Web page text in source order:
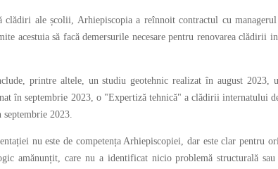
clădiri ale școlii, Arhiepiscopia a reînnoit contractul cu
acestuia să facă demersurile necesare pentru renovarea clădirii
printre altele, un studiu geotehnic realizat în august 2023,
în septembrie 2023, o "Expertiză tehnică" a clădirii internatului
2023.
nu este de competența Arhiepiscopiei, dar este clar pentru
amănunțit, care nu a identificat nicio problemă structurală sau